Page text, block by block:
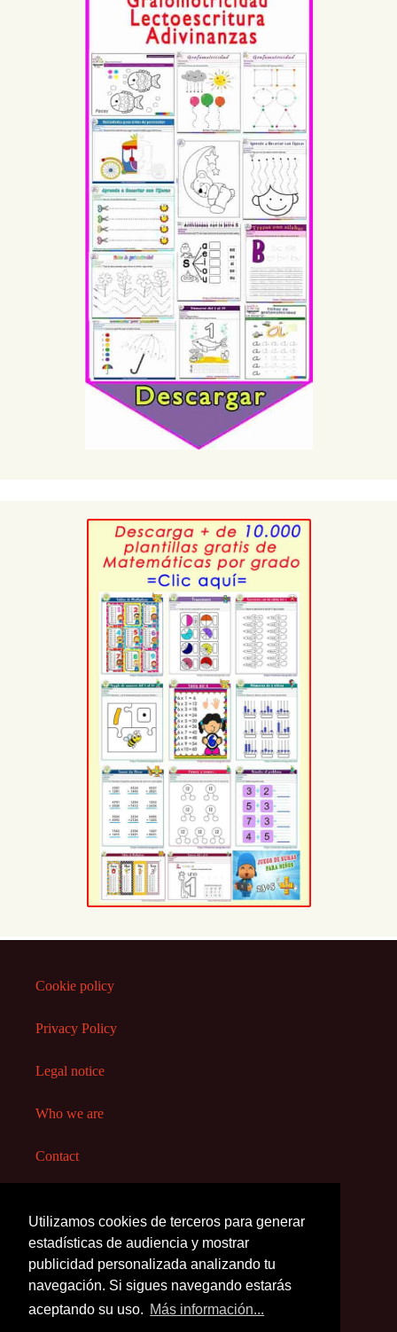
Utilizamos cookies de terceros para generar
estadísticas de audiencia y mostrar
publicidad personalizada analizando tu
navegación. Si sigues navegando estarás
aceptando su uso. Más información...
Cookie policy
Privacy Policy
Legal notice
Who we are
Contact
Copyright 2020-My Early
Childhood